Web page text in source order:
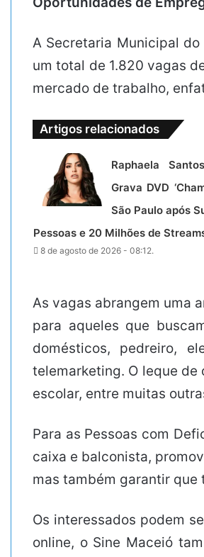
A Secretaria Municipal
um total de 1.820 vagas
mercado de trabalho,
Artigos relacionados
Raphaela
Grava DVD
São Paulo após
Pessoas e 20 Milhões de
8 de agosto de 2026 - 08:12.
As vagas abrangem uma
para aqueles que
domésticos, pedreiro,
telemarketing. O leque
escolar, entre muitas
Para as Pessoas com
caixa e balconista,
mas também garantir que
Os interessados podem
online, o Sine Maceió